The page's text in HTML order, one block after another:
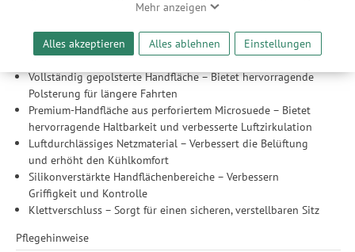
ermöglicht es uns, anhand ihrer Interessen nutzungsbasierte
Werbeanzeigen für Sie bereitzustellen sowie Funktionalitäten
unserer Website sicherzustellen und stetig zu verbessern. Dabei
werden Ihre Daten auch an Drittanbieter und Werbepartner
weitergegeben. Die Verarbeitung erfolgt ausschließlich zum
Zwecke der Einbindung von Streaming-Inhalten und der
Durchführung von statistischer Analyse, Reichweitenmessungen,
Produktempfehlungen und nutzungsbasierter Werbung.
Informationen zu den einzelnen Funktionen, den Drittanbietern
und der Speicherdauer finden Sie unter Einstellungen. Diese
Einwilligung ist freiwillig, für die Nutzung unserer Website nicht
erforderlich und gilt, bis sie widerrufen wird. Sie können Ihre
Einwilligung unter Einstellungen lediglich für bestimmte
Drittanbieter erteilen und jederzeit für die Zukunft widerrufen.
Mehr anzeigen
Alles akzeptieren Alles ablehnen Einstellungen
Sie bieten zuverlässige Leistung und raffinierten Komfort für jedes
Features
Vollständig gepolsterte Handfläche – Bietet hervorragende
Polsterung für längere Fahrten
Premium-Handfläche aus perforiertem Microsuede – Bietet
hervorragende Haltbarkeit und verbesserte Luftzirkulation
Luftdurchlässiges Netzmaterial – Verbessert die Belüftung
und erhöht den Kühlkomfort
Silikonverstärkte Handflächenbereiche – Verbessern
Griffigkeit und Kontrolle
Klettverschluss – Sorgt für einen sicheren, verstellbaren Sitz
Pflegehinweise